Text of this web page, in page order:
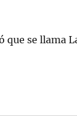
se llama